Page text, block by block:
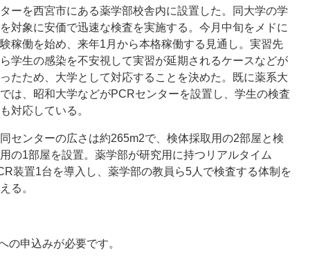
ーを西宮市にある薬学部校舎内に設置した。同大学の学
対象に安価で迅速な検査を実施する。今月中旬をメドに
稼働を始め、来年1月から本格稼働する見通し。実習先
学生の感染を不安視して実習が延期されるケースなどが
たため、大学として対応することを決めた。既に薬系大
は、昭和大学などがPCRセンターを設置し、学生の検査
対応している。
センターの広さは約265m2で、検体採取用の2部屋と検
の1部屋を設置。薬学部が研究用に持つリアルタイム
装置1台を導入し、薬学部の教員ら5人で検査する体制を
る。
の申込みが必要です。